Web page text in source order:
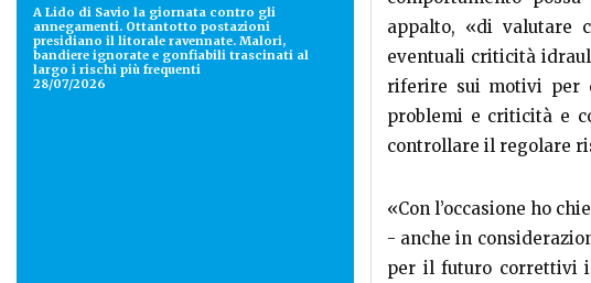
A Lido di Savio la giornata contro gli
annegamenti. Ottantotto postazioni
presidiano il litorale ravennate. Malori,
bandiere ignorate e gonfiabili trascinati al
largo i rischi più frequenti
28/07/2026
appalto, «di valutare
eventuali criticità
riferire sui motivi per
problemi e criticità e
controllare il regolare
«Con l’occasione ho
- anche in
per il futuro correttivi